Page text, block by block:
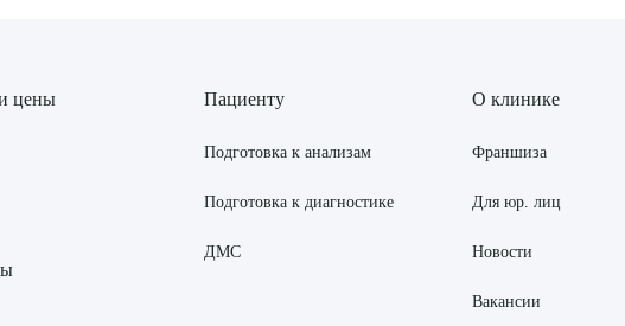
цены Пациенту
Подготовка к анализам
Подготовка к диагностике
ДМС
О клинике
Франшиза
Для юр. лиц
Новости
Вакансии